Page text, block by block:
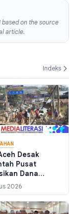
on the source
article.
Indeks
Desak
Pusat
Dana
Bencana
2025 Sebelum
Anggaran
2026